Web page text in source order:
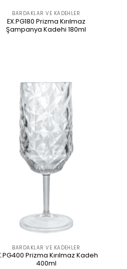
BARDAKLAR VE KADEHLER
EX.PG180 Prizma Kırılmaz
Şampanya Kadehi 180ml
BARDAKLAR VE KADEHLER
Prizma Kırılmaz Kadeh
400ml